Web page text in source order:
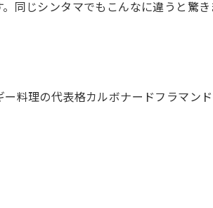
同じシンタマでもこんなに違うと驚き
料理の代表格カルボナードフラマンド